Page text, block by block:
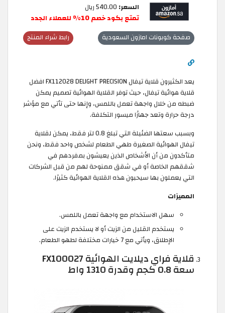
السعر:
تمتع بكود خصم 10% للعملاء الجدد
رابط شراء المنتج صفحة كوبونات امازون السعودية
يعد الكثيرون قلاية تيفال FX112028 DELIGHT PRECISION افضل
قلاية هوائية تيفال، حيث توفر القلاية الهوائية تصميم يمكن
ضبطه من خلال واجهة تعمل باللمس، وإنها حتى تأتي مع مؤشر
درجة حرارة وتعد جهازًا ميسور التكلفة.
وبسبب سعتها الضئيلة التي تبلغ 0.8 لتر فقط، يمكن لقلاية
تيفال الهوائية الصغيرة طهي الطعام لشخص واحد فقط، ونحن
متأكدون من أن الأشخاص الذين يعيشون بمفردهم في
شققهم الخاصة أو في شقق ممنوحة لهم من قبل الشركات
التي يعملون بها سيحبون هذه القلاية الهوائية كثيرًا.
المميزات
سهل الاستخدام مع واجهة تعمل باللمس.
يستخدم القليل من الزيت أو لا يستخدم الزيت على
الإطلاق، ويأتي مع 7 خيارات مختلفة لطهو الطعام.
قلاية فراي ديلايت الهوائية FX100027
سعة 0.8 كجم وقدرة 1310 واط